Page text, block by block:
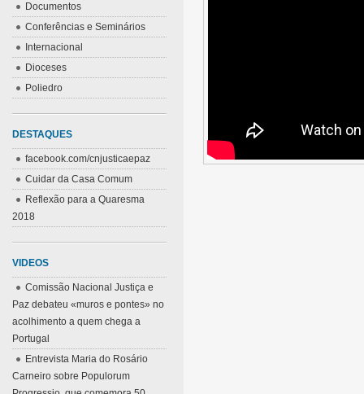
Documentos
Conferências e Seminários
Internacional
Dioceses
Poliedro
DESTAQUES
facebook.com/cnjusticaepaz
Cuidar da Casa Comum
Reflexão para a Quaresma
2018
VIDEOS
Comissão Nacional Justiça e
Paz debateu «muros e pontes» no
acolhimento a quem chega a
Portugal
Entrevista Maria do Rosário
Carneiro sobre Populorum